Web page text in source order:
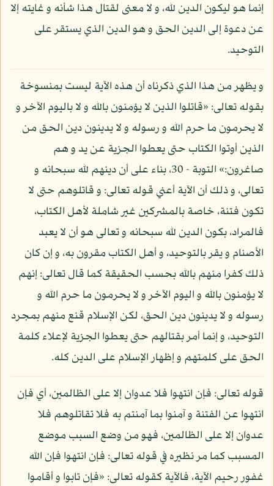
إنما هو ليكون الدين لله، و لا معنى لقتال هذا شأنه و غايته إلا
عن دعوة إلى الدين الحق و هو الدين الذي يستقر على
التوحيد.
و يظهر من هذا الذي ذكرناه أن هذه الآية ليست بمنسوخة
بقوله تعالى: «قاتلوا الذين لا يؤمنون بالله و لا باليوم الآخر و
لا يحرمون ما حرم الله و رسوله و لا يدينون دين الحق من
الذين أوتوا الكتاب حتى يعطوا الجزية عن يد و هم
صاغرون:» التوبة - 30، بناء على أن دينهم لله سبحانه و
تعالى، و ذلك أن الآية أعني قوله تعالى: و قاتلوهم حتى لا
تكون فتنة، خاصة بالمشركين غير شاملة لأهل الكتاب،
فالمراد، بكون الدين لله سبحانه و تعالى هو أن لا يعبد
الأصنام و يقر بالتوحيد، و أهل الكتاب مقرون به، و إن كان
ذلك كفرا منهم بالله بحسب الحقيقة كما قال تعالى: إنهم
لا يؤمنون بالله و اليوم الآخر و لا يحرمون ما حرم الله و
رسوله و لا يدينون دين الحق، لكن الإسلام قنع منهم بمجرد
التوحيد، و إنما أمر بقتالهم حتى يعطوا الجزية لإعلاء كلمة
الحق على كلمتهم و إظهار الإسلام على الدين كله.
قوله تعالى: فإن انتهوا فلا عدوان إلا على الظالمين، أي فإن
انتهوا عن الفتنة و آمنوا بما آمنتم به فلا تقاتلوهم فلا
عدوان إلا على الظالمين، فهو من وضع السبب موضع
المسبب كما مر نظيره في قوله تعالى: فإن انتهوا فإن الله
غفور رحيم الآية، فالآية كقوله تعالى: «فإن تابوا و أقاموا